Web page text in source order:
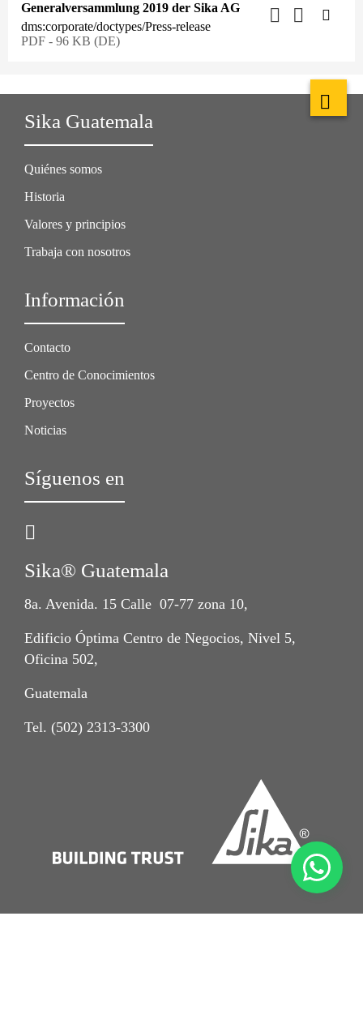
Generalversammlung 2019 der Sika AG
dms:corporate/doctypes/Press-release
PDF - 96 KB (DE)
Sika Guatemala
Quiénes somos
Historia
Valores y principios
Trabaja con nosotros
Información
Contacto
Centro de Conocimientos
Proyectos
Noticias
Síguenos en
Sika® Guatemala
8a. Avenida. 15 Calle 07-77 zona 10,
Edificio Óptima Centro de Negocios, Nivel 5,
Oficina 502,
Guatemala
Tel. (502) 2313-3300